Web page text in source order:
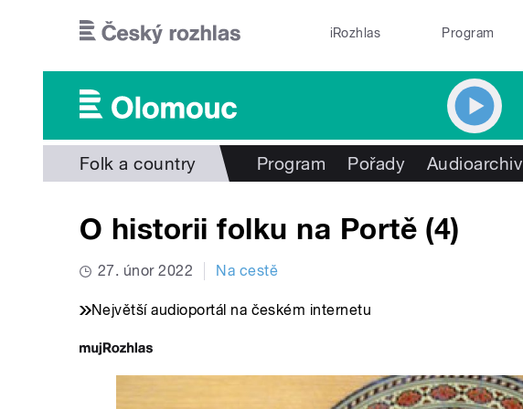
iRozhlas Program
Folk a country Program Pořady Audioarchiv
O historii folku na Portě (4)
27. únor 2022 Na cestě
Největší audioportál na českém internetu